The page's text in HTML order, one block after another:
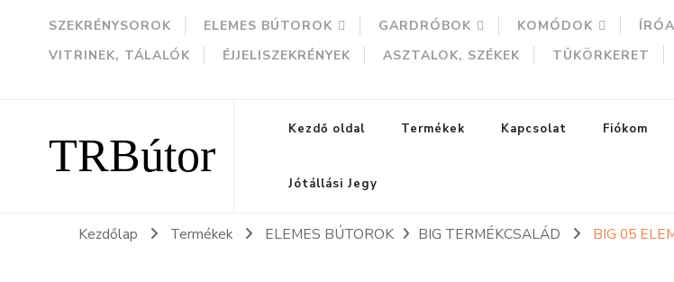
SZEKRÉNYSOROK ELEMES BÚTOROK GARDRÓBOK KOMÓDOK
VITRINEK, TÁLALÓK
ÉJJELISZEKRÉNYEK ASZTALOK, SZÉKEK TÜKÖRKERET
TRBútor Kezdő oldal Termékek Kapcsolat Fiókom
Jótállási Jegy
Kezdőlap Termékek ELEMES BÚTOROK BIG TERMÉKCSALÁD BIG 05